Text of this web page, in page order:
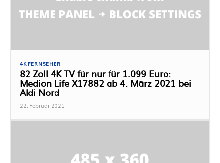
4K FERNSEHER
82 Zoll 4K TV für nur für 1.099 Euro:
Medion Life X17882 ab 4. März 2021 bei
Aldi Nord
22. Februar 2021